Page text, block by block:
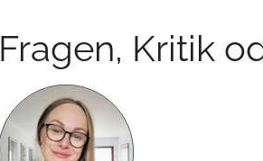
Fragen, Kritik